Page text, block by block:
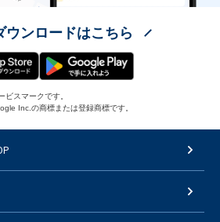
ウンロードはこちら
スマークです。
Inc.の商標または登録商標です。